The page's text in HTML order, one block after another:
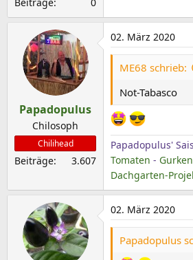
:
Papadopulus
Chilosoph
Chilihead
Beiträge 3.607
02. März 2020
ME68 schrieb:
Not-Tabasco
Papadopulus'
Tomaten - Gurken
Dachgarten-
02. März 2020
Papadopulus